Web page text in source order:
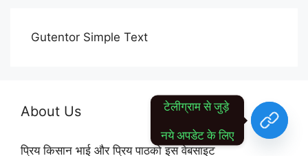
Gutentor Simple Text
About Us
प्रिय किसान भाई और प्रिय पाठको इस वेबसाइट
टेलीग्राम से जुड़े
नये अपडेट के लिए